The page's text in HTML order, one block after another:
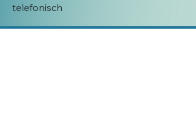
telefonisch